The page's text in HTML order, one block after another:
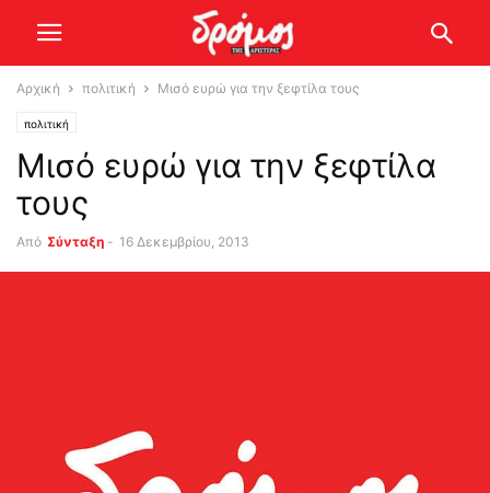
Αρχική πολιτική Μισό ευρώ για την ξεφτίλα τους
πολιτική
Μισό ευρώ για την ξεφτίλα
τους
Από Σύνταξη - 16 Δεκεμβρίου, 2013